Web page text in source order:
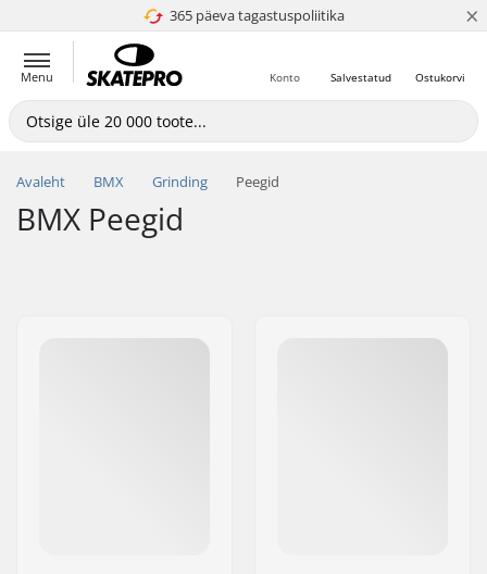
365 päeva tagastuspoliitika
4.8 paljaks 5 ×
Menu Ostukorvi
Salvestatud
Konto
Avaleht BMX Grinding Peegid
BMX Peegid